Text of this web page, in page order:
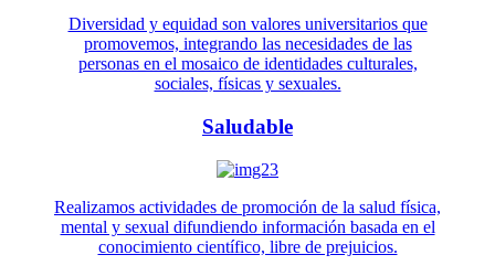
Diversidad y equidad son valores universitarios que
promovemos, integrando las necesidades de las
personas en el mosaico de identidades culturales,
sociales, físicas y sexuales.
Saludable
Realizamos actividades de promoción de la salud física,
mental y sexual difundiendo información basada en el
conocimiento científico, libre de prejuicios.